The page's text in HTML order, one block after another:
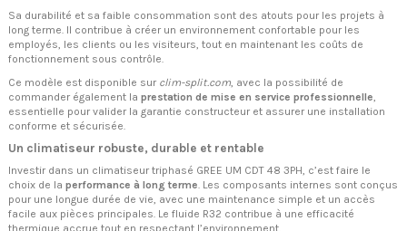
Sa durabilité et sa faible consommation sont des atouts pour les projets à
long terme. Il contribue à créer un environnement confortable pour les
employés, les clients ou les visiteurs, tout en maintenant les coûts de
fonctionnement sous contrôle.
Ce modèle est disponible sur clim-split.com, avec la possibilité de
commander également la prestation de mise en service professionnelle,
essentielle pour valider la garantie constructeur et assurer une installation
conforme et sécurisée.
Un climatiseur robuste, durable et rentable
Investir dans un climatiseur triphasé GREE UM CDT 48 3PH, c’est faire le
choix de la performance à long terme. Les composants internes sont conçus
pour une longue durée de vie, avec une maintenance simple et un accès
facile aux pièces principales. Le fluide R32 contribue à une efficacité